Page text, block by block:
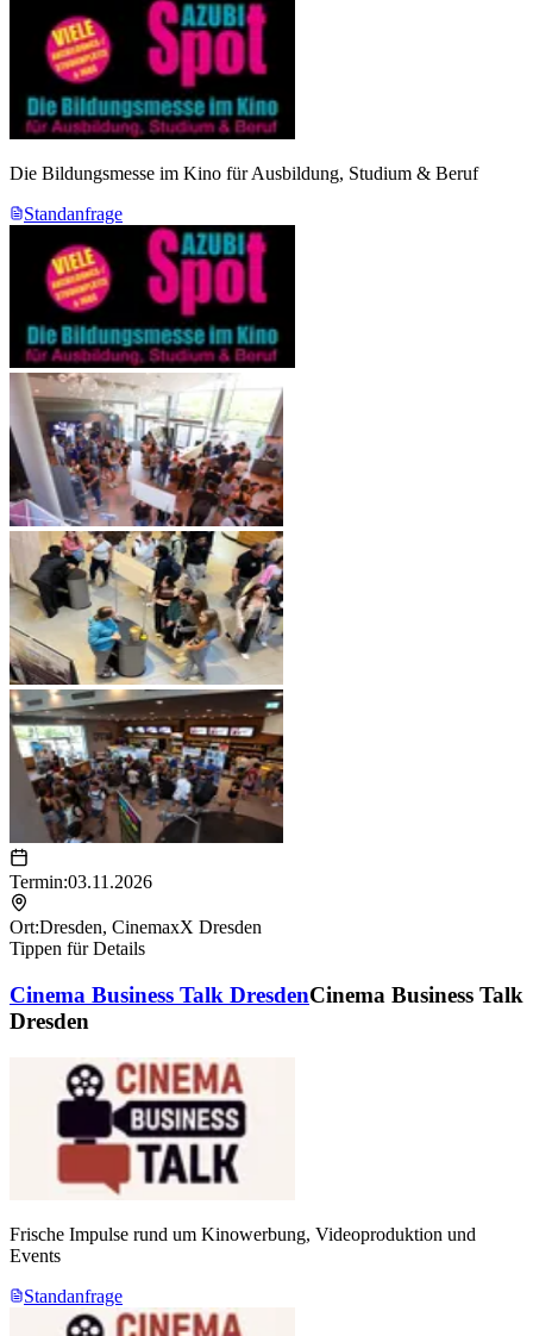
Die Bildungsmesse im Kino für Ausbildung, Studium & Beruf
Standanfrage
Termin:03.11.2026
Ort:Dresden, CinemaxX Dresden
Tippen für Details
Cinema Business Talk DresdenCinema Business Talk
Dresden
Frische Impulse rund um Kinowerbung, Videoproduktion und
Events
Standanfrage